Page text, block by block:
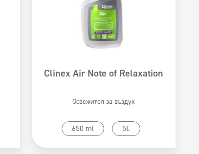
Clinex Air Note of Relaxation
Освежител за въздух
650 ml 5L
Към продукта